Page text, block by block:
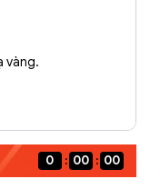
vàng.
0 00 00